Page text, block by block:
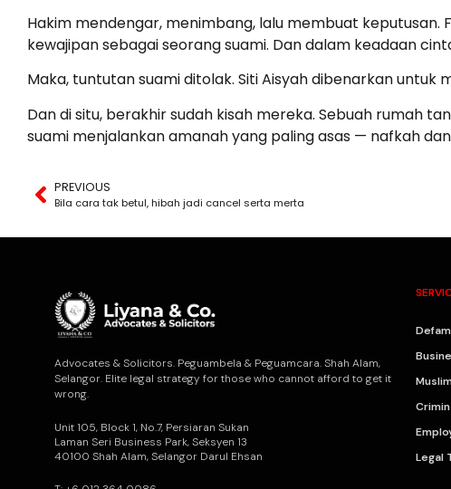
Hakim mendengar, menimbang, lalu membuat
kewajipan sebagai seorang suami. Dan dalam keadaan
Maka, tuntutan suami ditolak. Siti Aisyah dibenarkan
Dan di situ, berakhir sudah kisah mereka. Sebuah rumah
suami menjalankan amanah yang paling asas — nafkah
PREVIOUS
Bila cara tak betul, hibah jadi cancel serta merta
Advocates & Solicitors. Peguambela & Peguamcara. Shah Alam,
Selangor. Elite legal strategy for those who cannot afford to get it
wrong.
Unit 105, Block 1, No.7, Persiaran Sukan
Laman Seri Business Park, Seksyen 13
40100 Shah Alam, Selangor Darul Ehsan
Legal